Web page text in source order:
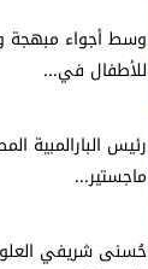
وسط أجواء مبهجة
للأطفال في...
رئيس البارالمبية
ماجستير...
حُسنى شريفي